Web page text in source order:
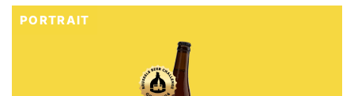
PORTRAIT